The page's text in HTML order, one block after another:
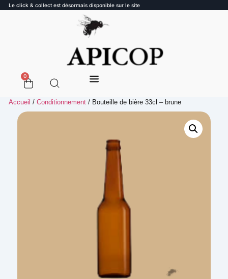
Le click & collect est désormais disponible sur le site
0
Accueil / Conditionnement / Bouteille de bière 33cl – brune